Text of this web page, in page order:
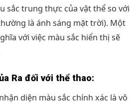
sắc trung thực của vật thể so với
là ánh sáng mặt trời). Một
với việc màu sắc hiển thị sẽ
Ra đối với thể thao:
diện màu sắc chính xác là vô